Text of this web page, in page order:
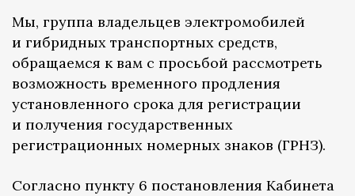
Мы, группа владельцев электромобилей
и гибридных транспортных средств,
обращаемся к вам с просьбой рассмотреть
возможность временного продления
установленного срока для регистрации
и получения государственных
регистрационных номерных знаков (ГРНЗ).
Согласно пункту 6 постановления Кабинета